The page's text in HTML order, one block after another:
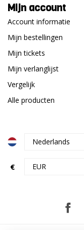
Mijn account
Account informatie
Mijn bestellingen
Mijn tickets
Mijn verlanglijst
Vergelijk
Alle producten
€